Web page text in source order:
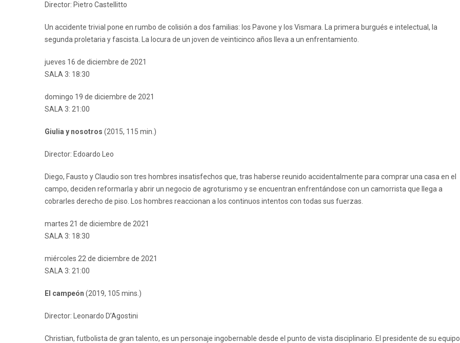
Director: Pietro Castellitto
Un accidente trivial pone en rumbo de colisión a dos familias: los Pavone y los Vismara. La primera burgués e intelectual, la
segunda proletaria y fascista. La locura de un joven de veinticinco años lleva a un enfrentamiento.
jueves 16 de diciembre de 2021
SALA 3: 18:30
domingo 19 de diciembre de 2021
SALA 3: 21:00
Giulia y nosotros (2015, 115 min.)
Director: Edoardo Leo
Diego, Fausto y Claudio son tres hombres insatisfechos que, tras haberse reunido accidentalmente para comprar una casa en el
campo, deciden reformarla y abrir un negocio de agroturismo y se encuentran enfrentándose con un camorrista que llega a
cobrarles derecho de piso. Los hombres reaccionan a los continuos intentos con todas sus fuerzas.
martes 21 de diciembre de 2021
SALA 3: 18:30
miércoles 22 de diciembre de 2021
SALA 3: 21:00
El campeón (2019, 105 mins.)
Director: Leonardo D’Agostini
Christian, futbolista de gran talento, es un personaje ingobernable desde el punto de vista disciplinario. El presidente de su equipo